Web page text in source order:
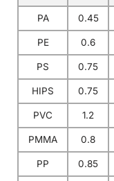
PA 0.45
PE 0.6
PS 0.75
HIPS 0.75
PVC 1.2
PMMA 0.8
PP 0.85